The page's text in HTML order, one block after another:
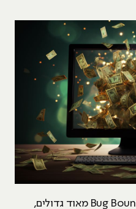
הפרסים שמקבלים בתכניות Bug Bounty מאוד גדולים,